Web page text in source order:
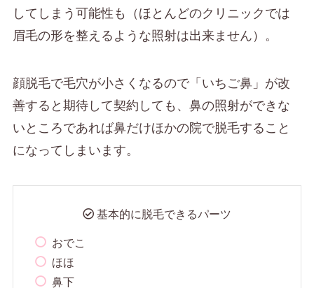
してしまう可能性も（ほとんどのクリニックでは
眉毛の形を整えるような照射は出来ません）。
顔脱毛で毛穴が小さくなるので「いちご鼻」が改
善すると期待して契約しても、鼻の照射ができな
いところであれば鼻だけほかの院で脱毛すること
になってしまいます。
基本的に脱毛できるパーツ
おでこ
ほほ
鼻下